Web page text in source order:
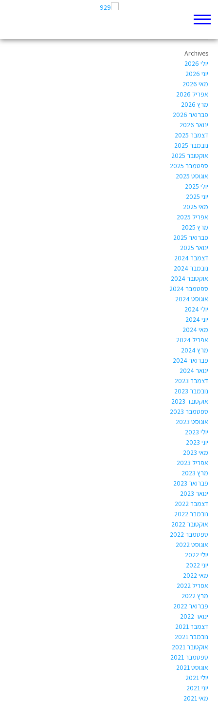
nir.efraim@mail.huji.ac.il
Archives
יולי 2026
יוני 2026
מאי 2026
אפריל 2026
מרץ 2026
פברואר 2026
ינואר 2026
דצמבר 2025
נובמבר 2025
אוקטובר 2025
ספטמבר 2025
אוגוסט 2025
יולי 2025
יוני 2025
מאי 2025
אפריל 2025
מרץ 2025
פברואר 2025
ינואר 2025
דצמבר 2024
נובמבר 2024
אוקטובר 2024
ספטמבר 2024
אוגוסט 2024
יולי 2024
יוני 2024
מאי 2024
אפריל 2024
מרץ 2024
פברואר 2024
ינואר 2024
דצמבר 2023
נובמבר 2023
אוקטובר 2023
ספטמבר 2023
אוגוסט 2023
יולי 2023
יוני 2023
מאי 2023
אפריל 2023
מרץ 2023
פברואר 2023
ינואר 2023
דצמבר 2022
נובמבר 2022
אוקטובר 2022
ספטמבר 2022
אוגוסט 2022
יולי 2022
יוני 2022
מאי 2022
אפריל 2022
מרץ 2022
פברואר 2022
ינואר 2022
דצמבר 2021
נובמבר 2021
אוקטובר 2021
ספטמבר 2021
אוגוסט 2021
יולי 2021
יוני 2021
מאי 2021